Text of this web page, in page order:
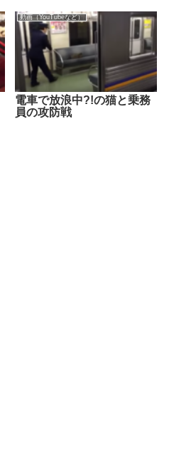
動画（YouTubeなど）
電車で放浪中?!の猫と乗務
員の攻防戦